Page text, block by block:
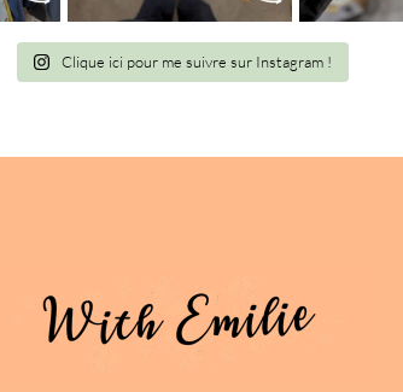
Clique ici pour me suivre sur Instagram !